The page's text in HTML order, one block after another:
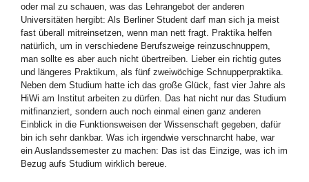
oder mal zu schauen, was das Lehrangebot der anderen
Universitäten hergibt: Als Berliner Student darf man sich ja meist
fast überall mitreinsetzen, wenn man nett fragt. Praktika helfen
natürlich, um in verschiedene Berufszweige reinzuschnuppern,
man sollte es aber auch nicht übertreiben. Lieber ein richtig gutes
und längeres Praktikum, als fünf zweiwöchige Schnupperpraktika.
Neben dem Studium hatte ich das große Glück, fast vier Jahre als
HiWi am Institut arbeiten zu dürfen. Das hat nicht nur das Studium
mitfinanziert, sondern auch noch einmal einen ganz anderen
Einblick in die Funktionsweisen der Wissenschaft gegeben, dafür
bin ich sehr dankbar. Was ich irgendwie verschnarcht habe, war
ein Auslandssemester zu machen: Das ist das Einzige, was ich im
Bezug aufs Studium wirklich bereue.